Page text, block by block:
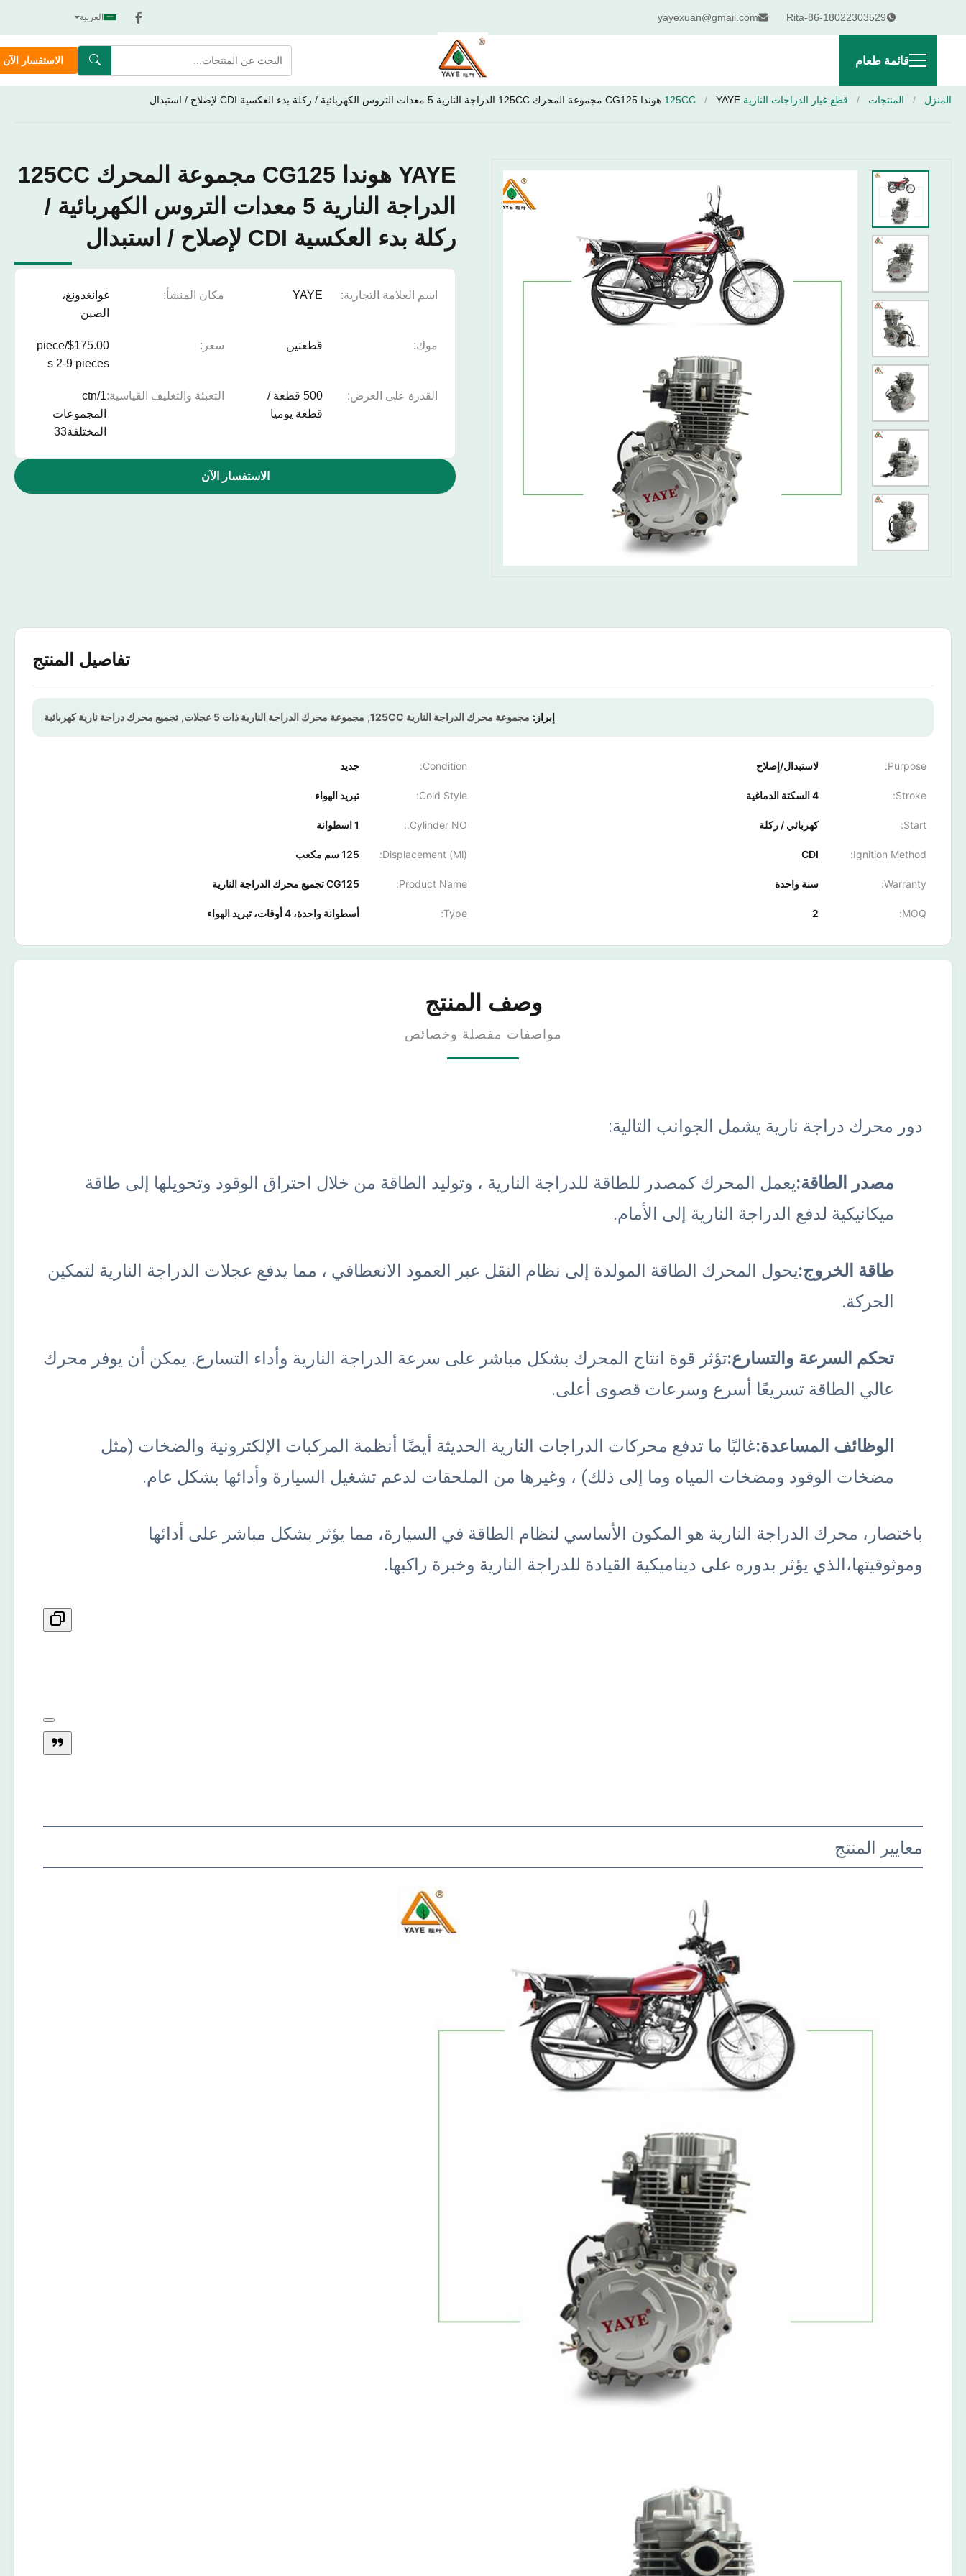
Rita-86-18022303529
yayexuan@gmail.com العربية
قائمة طعام الاستفسار الآن
المنزل / المنتجات / قطع غيار الدراجات النارية 125CC / YAYE هوندا CG125 مجموعة المحرك 125CC الدراجة النارية 5 معدات التروس الكهربائية / ركلة بدء العكسية CDI لإصلاح / استبدال
YAYE هوندا CG125 مجموعة المحرك 125CC
الدراجة النارية 5 معدات التروس الكهربائية /
ركلة بدء العكسية CDI لإصلاح / استبدال
اسم العلامة التجارية: YAYE مكان المنشأ:
غوانغدونغ،
الصين
موك: قطعتين سعر:
$175.00/piece
s 2-9 pieces
القدرة على العرض:
500 قطعة /
قطعة يوميا
التعبئة والتغليف القياسية:1/ctn
المجموعات
المختلفة33
الاستفسار الآن
تفاصيل المنتج
إبراز: مجموعة محرك الدراجة النارية 125CC , مجموعة محرك الدراجة النارية ذات 5 عجلات , تجميع محرك دراجة نارية كهربائية
Purpose: لاستبدال/إصلاح Condition: جديد
Stroke: 4 السكتة الدماغية Cold Style: تبريد الهواء
Start: كهربائي / ركلة Cylinder NO.: 1 اسطوانة
Ignition Method:
CDI
Displacement (Ml): 125 سم مكعب
Warranty: سنة واحدة Product Name: CG125 تجميع محرك الدراجة النارية
MOQ:
2
Type: أسطوانة واحدة، 4 أوقات، تبريد الهواء
وصف المنتج
مواصفات مفصلة وخصائص
دور محرك دراجة نارية يشمل الجوانب التالية:
مصدر الطاقة:يعمل المحرك كمصدر للطاقة للدراجة النارية ، وتوليد الطاقة من خلال احتراق الوقود وتحويلها إلى طاقة
ميكانيكية لدفع الدراجة النارية إلى الأمام.
طاقة الخروج:يحول المحرك الطاقة المولدة إلى نظام النقل عبر العمود الانعطافي ، مما يدفع عجلات الدراجة النارية لتمكين
الحركة.
تحكم السرعة والتسارع:تؤثر قوة انتاج المحرك بشكل مباشر على سرعة الدراجة النارية وأداء التسارع. يمكن أن يوفر محرك
عالي الطاقة تسريعًا أسرع وسرعات قصوى أعلى.
الوظائف المساعدة:غالبًا ما تدفع محركات الدراجات النارية الحديثة أيضًا أنظمة المركبات الإلكترونية والضخات (مثل
مضخات الوقود ومضخات المياه وما إلى ذلك) ، وغيرها من الملحقات لدعم تشغيل السيارة وأدائها بشكل عام.
باختصار، محرك الدراجة النارية هو المكون الأساسي لنظام الطاقة في السيارة، مما يؤثر بشكل مباشر على أدائها
وموثوقيتها،الذي يؤثر بدوره على ديناميكية القيادة للدراجة النارية وخبرة راكبها.
معايير المنتج